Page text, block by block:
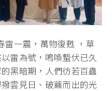
雷一震，萬物復甦 ，草
雷為號，鳴喚蟄伏已久
黑暗期，人們彷若百蟲
雲見日、破繭而出的光